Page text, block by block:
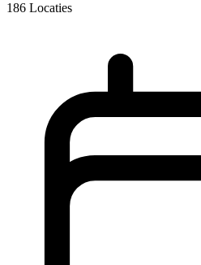
186 Locaties